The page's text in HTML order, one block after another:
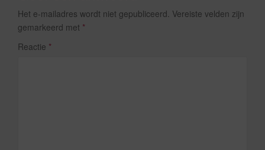
Het e-mailadres wordt niet gepubliceerd. Vereiste velden zijn
gemarkeerd met *
Reactie *